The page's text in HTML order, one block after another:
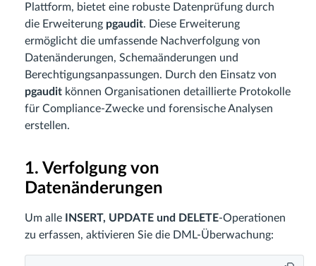
Plattform, bietet eine robuste Datenprüfung durch
die Erweiterung pgaudit. Diese Erweiterung
ermöglicht die umfassende Nachverfolgung von
Datenänderungen, Schemaänderungen und
Berechtigungsanpassungen. Durch den Einsatz von
pgaudit können Organisationen detaillierte Protokolle
für Compliance-Zwecke und forensische Analysen
erstellen.
1. Verfolgung von
Datenänderungen
Um alle INSERT, UPDATE und DELETE-Operationen
zu erfassen, aktivieren Sie die DML-Überwachung: